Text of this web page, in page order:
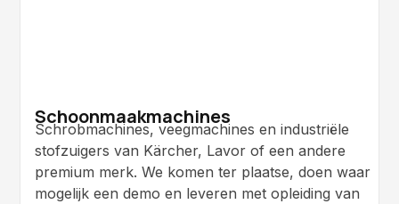
Schoonmaakmachines
Schrobmachines, veegmachines en industriële
stofzuigers van Kärcher, Lavor of een andere
premium merk. We komen ter plaatse, doen waar
mogelijk een demo en leveren met opleiding van